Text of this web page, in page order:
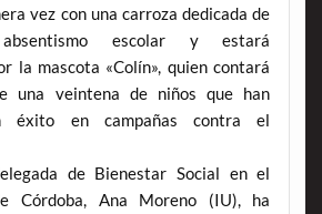
vez con una carroza dedicada de
escolar y estará
la mascota «Colín», quien contará
una veintena de niños que han
éxito en campañas contra el
de Bienestar Social en el
Córdoba, Ana Moreno (IU), ha